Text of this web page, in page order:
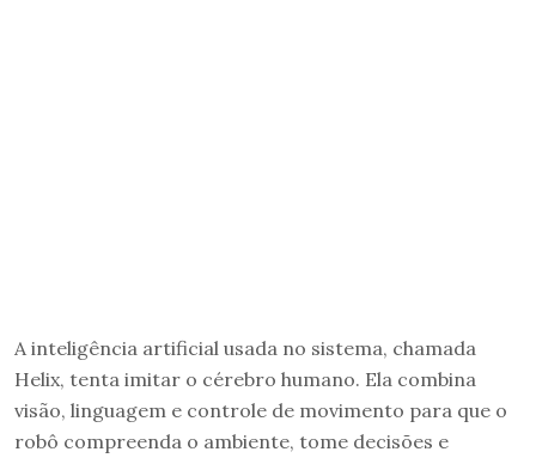
A inteligência artificial usada no sistema, chamada
Helix, tenta imitar o cérebro humano. Ela combina
visão, linguagem e controle de movimento para que o
robô compreenda o ambiente, tome decisões e